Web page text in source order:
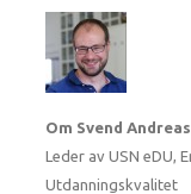
Om Svend
Leder av USN eDU,
Utdanningskvalitet